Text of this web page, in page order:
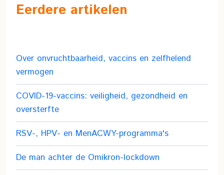
Eerdere artikelen
Over onvruchtbaarheid, vaccins en zelfhelend
vermogen
COVID-19-vaccins: veiligheid, gezondheid en
oversterfte
RSV-, HPV- en MenACWY-programma's
De man achter de Omikron-lockdown